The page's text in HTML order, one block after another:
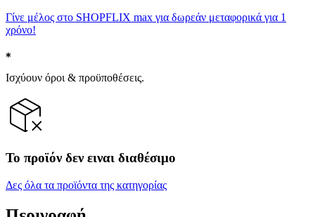
Γίνε μέλος στο SHOPFLIX max για δωρεάν μεταφορικά για 1
χρόνο!
Ισχύουν όροι & προϋποθέσεις.
Το προϊόν δεν ειναι διαθέσιμο
Δες όλα τα προϊόντα της κατηγορίας